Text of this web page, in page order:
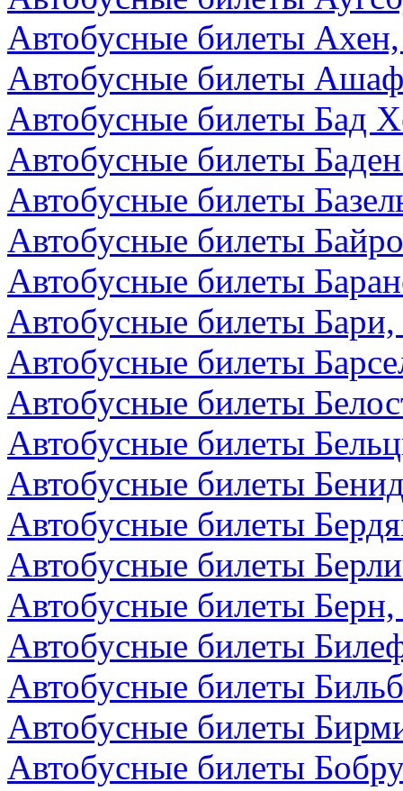
Автобусные билеты
Автобусные билеты
Автобусные билеты Бад
Автобусные билеты
Автобусные билеты
Автобусные билеты
Автобусные билеты
Автобусные билеты
Автобусные билеты
Автобусные билеты
Автобусные билеты
Автобусные билеты
Автобусные билеты
Автобусные билеты
Автобусные билеты
Автобусные билеты
Автобусные билеты
Автобусные билеты
Автобусные билеты